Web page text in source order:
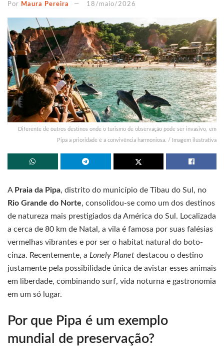
Por Maura Pereira 18/maio/2026
Diferente de outros destinos onde o turismo de observação pode ser invasivo, em
Pipa a prioridade é a convivência harmoniosa. / Imagem ilustrativa
A Praia da Pipa, distrito do município de Tibau do Sul, no
Rio Grande do Norte, consolidou-se como um dos destinos
de natureza mais prestigiados da América do Sul. Localizada
a cerca de 80 km de Natal, a vila é famosa por suas falésias
vermelhas vibrantes e por ser o habitat natural do boto-
cinza. Recentemente, a Lonely Planet destacou o destino
justamente pela possibilidade única de avistar esses animais
em liberdade, combinando surf, vida noturna e gastronomia
em um só lugar.
Por que Pipa é um exemplo
mundial de preservação?